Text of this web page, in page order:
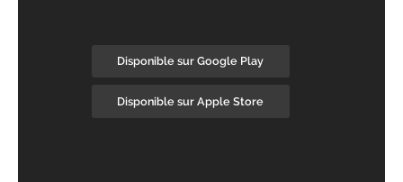
Disponible sur Google Play
Disponible sur Apple Store